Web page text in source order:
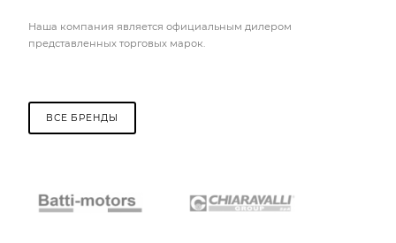
Наша компания является официальным дилером
представленных торговых марок.
ВСЕ БРЕНДЫ